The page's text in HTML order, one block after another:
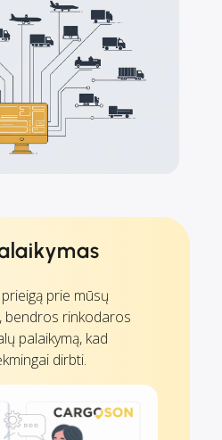
prie mūsų
bendros rinkodaros
palaikymą, kad
dirbti.